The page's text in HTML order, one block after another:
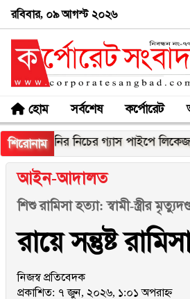
রবিবার, ০৯ আগস্ট ২০২৬
হোম সর্বশেষ কর্পোরেট
শিরোনাম
নিচের গ্যাস পাইপে লিকেজ, নোয়াখালী-
আইন-আদালত
শিশু রামিসা হত্যা: স্বামী-স্ত্রীর
রায়ে সন্তুষ্ট
নিজস্ব প্রতিবেদক
প্রকাশিত: ৭ জুন, ২০২৬, ১:০১ অপরাহ্ন